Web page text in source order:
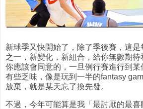
新球季又快開始了，除了季後賽，這是
之一，新變化，新組合，給你無數期待
你應該會同意的，一旦例行賽進行到
有些乏味，像是玩到一半的fantasy
放棄，就是某天忘了換先發。
不過，今年可能算是我「最討厭的最